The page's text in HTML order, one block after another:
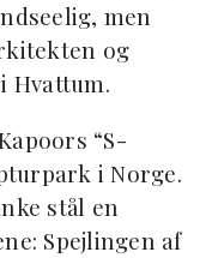
men
og
Hvattum.
“S-
i Norge.
stål en
Spejlingen af